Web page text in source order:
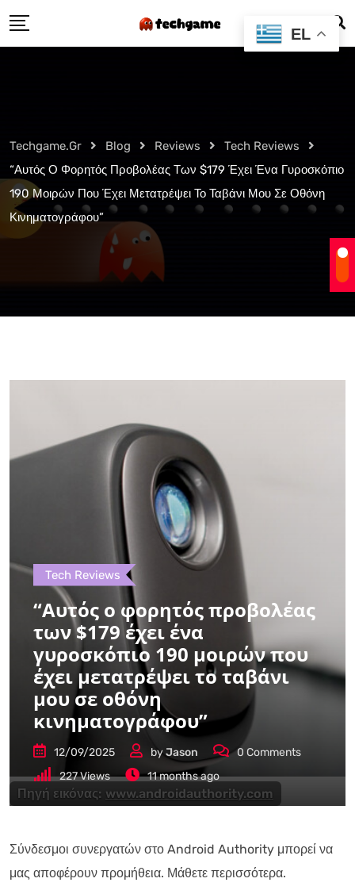
to
Techgame.gr Blog Reviews
Tech Reviews
“Αυτός Ο Φορητός Προβολέας Των $179 Έχει Ένα Γυροσκόπιο
190 Μοιρών Που Έχει Μετατρέψει Το Ταβάνι Μου Σε Οθόνη
Κινηματογράφου”
Πηγή εικόνας: www.androidauthority.com
Tech Reviews
“Αυτός ο φορητός προβολέας
των $179 έχει ένα
γυροσκόπιο 190 μοιρών που
έχει μετατρέψει το ταβάνι
μου σε οθόνη
κινηματογράφου”
12/09/2025 byJason 0 Comments
227Views 11 months ago
Σύνδεσμοι συνεργατών στο Android Authority μπορεί να
μας αποφέρουν προμήθεια. Μάθετε περισσότερα.
EL